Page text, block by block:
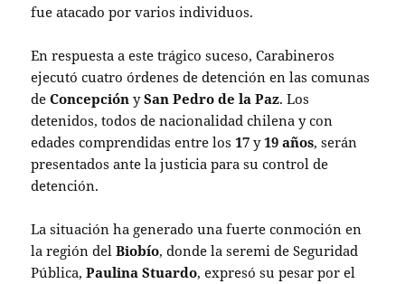
fue atacado por varios individuos.
En respuesta a este trágico suceso, Carabineros
ejecutó cuatro órdenes de detención en las comunas
deConcepción ySan Pedro de la Paz. Los
detenidos, todos de nacionalidad chilena y con
edades comprendidas entre los17 y19 años, serán
presentados ante la justicia para su control de
detención.
La situación ha generado una fuerte conmoción en
la región delBiobío, donde la seremi de Seguridad
Pública,Paulina Stuardo, expresó su pesar por el